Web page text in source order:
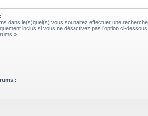
dans le(s)quel(s) vous souhaitez effectuer une recherche.
inclus si vous ne désactivez pas l’option ci-dessous
».
: